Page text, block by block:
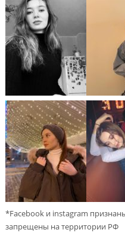
*Facebook и instagram
запрещены на территории РФ